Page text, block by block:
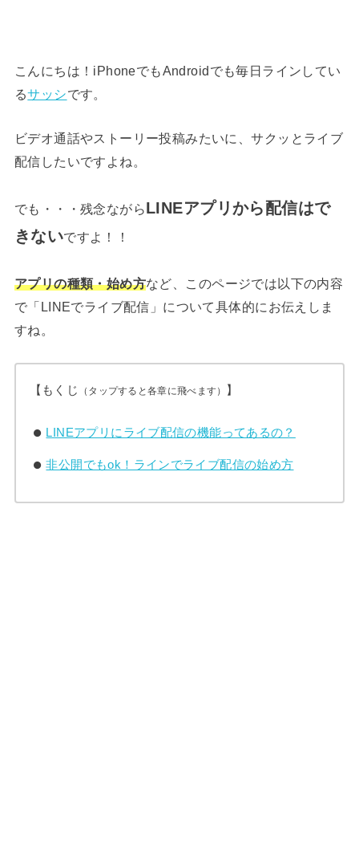
こんにちは！iPhoneでもAndroidでも毎日ラインしてい
るサッシです。
ビデオ通話やストーリー投稿みたいに、サクッとライブ
配信したいですよね。
でも・・・残念ながらLINEアプリから配信はで
きないですよ！！
アプリの種類・始め方など、このページでは以下の内容
で「LINEでライブ配信」について具体的にお伝えしま
すね。
【もくじ （タップすると各章に飛べます） 】
LINEアプリにライブ配信の機能ってあるの？
非公開でもok！ラインでライブ配信の始め方